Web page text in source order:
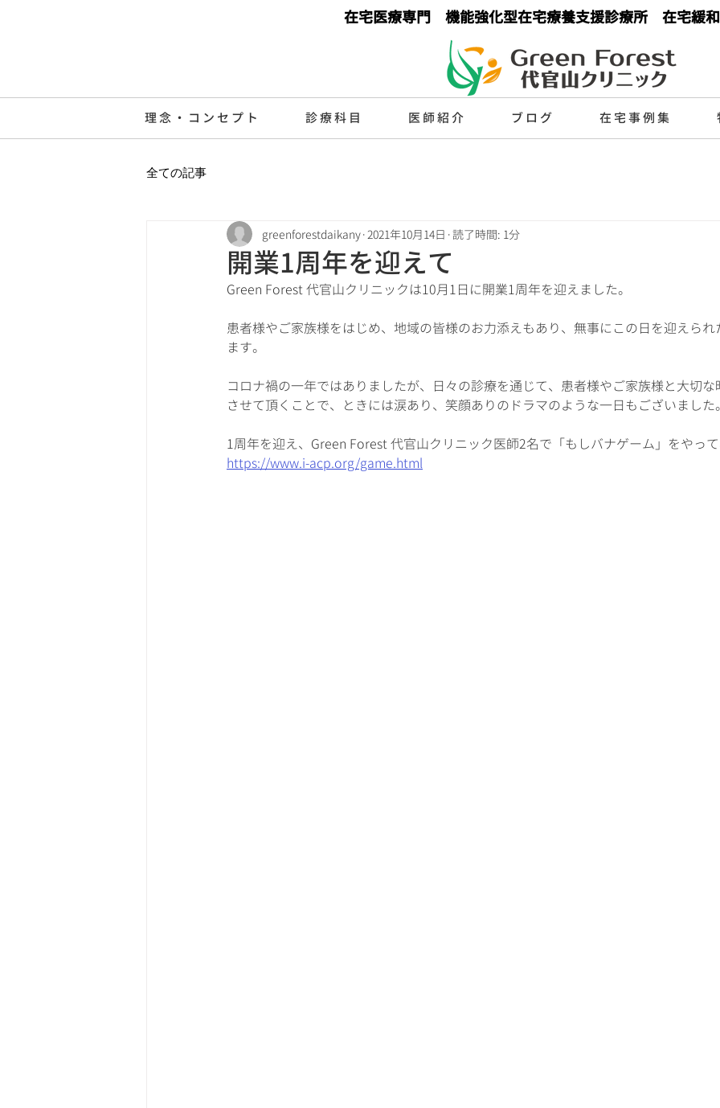
在宅医療専門 機能強化型在宅療養支援診療所 在宅緩
理念・コンセプト 診療科目 医師紹介 ブログ 在宅事例集
全ての記事
開業1周年を迎えて
greenforestdaikany 2021年10月14日 読了時間: 1分
Green Forest 代官山クリニックは10月1日に開業1周年を迎えました。
患者様やご家族様をはじめ、地域の皆様のお力添えもあり、無事にこの日を迎えられ
ます。
コロナ禍の一年ではありましたが、日々の診療を通じて、患者様やご家族様と大切
させて頂くことで、ときには涙あり、笑顔ありのドラマのような一日もございました。
1周年を迎え、Green Forest 代官山クリニック医師2名で「もしバナゲーム」をやって
https://www.i-acp.org/game.html